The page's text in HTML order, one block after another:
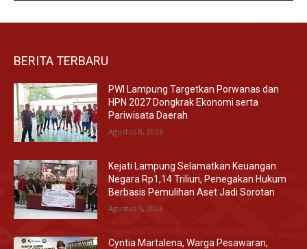
BERITA TERBARU
PWI Lampung Targetkan Porwanas dan
HPN 2027 Dongkrak Ekonomi serta
Pariwisata Daerah
Agustus 8, 2026
Kejati Lampung Selamatkan Keuangan
Negara Rp1,14 Triliun, Penegakan Hukum
Berbasis Pemulihan Aset Jadi Sorotan
Agustus 5, 2026
Cyntia Martalena, Warga Pesawaran,